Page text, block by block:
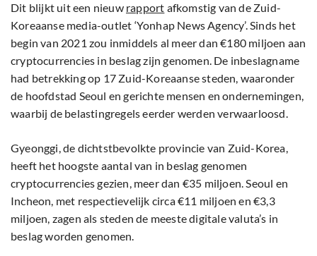
Dit blijkt uit een nieuw rapport afkomstig van de Zuid-
Koreaanse media-outlet ‘Yonhap News Agency’. Sinds het
begin van 2021 zou inmiddels al meer dan €180 miljoen aan
cryptocurrencies in beslag zijn genomen. De inbeslagname
had betrekking op 17 Zuid-Koreaanse steden, waaronder
de hoofdstad Seoul en gerichte mensen en ondernemingen,
waarbij de belastingregels eerder werden verwaarloosd.
Gyeonggi, de dichtstbevolkte provincie van Zuid-Korea,
heeft het hoogste aantal van in beslag genomen
cryptocurrencies gezien, meer dan €35 miljoen. Seoul en
Incheon, met respectievelijk circa €11 miljoen en €3,3
miljoen, zagen als steden de meeste digitale valuta’s in
beslag worden genomen.